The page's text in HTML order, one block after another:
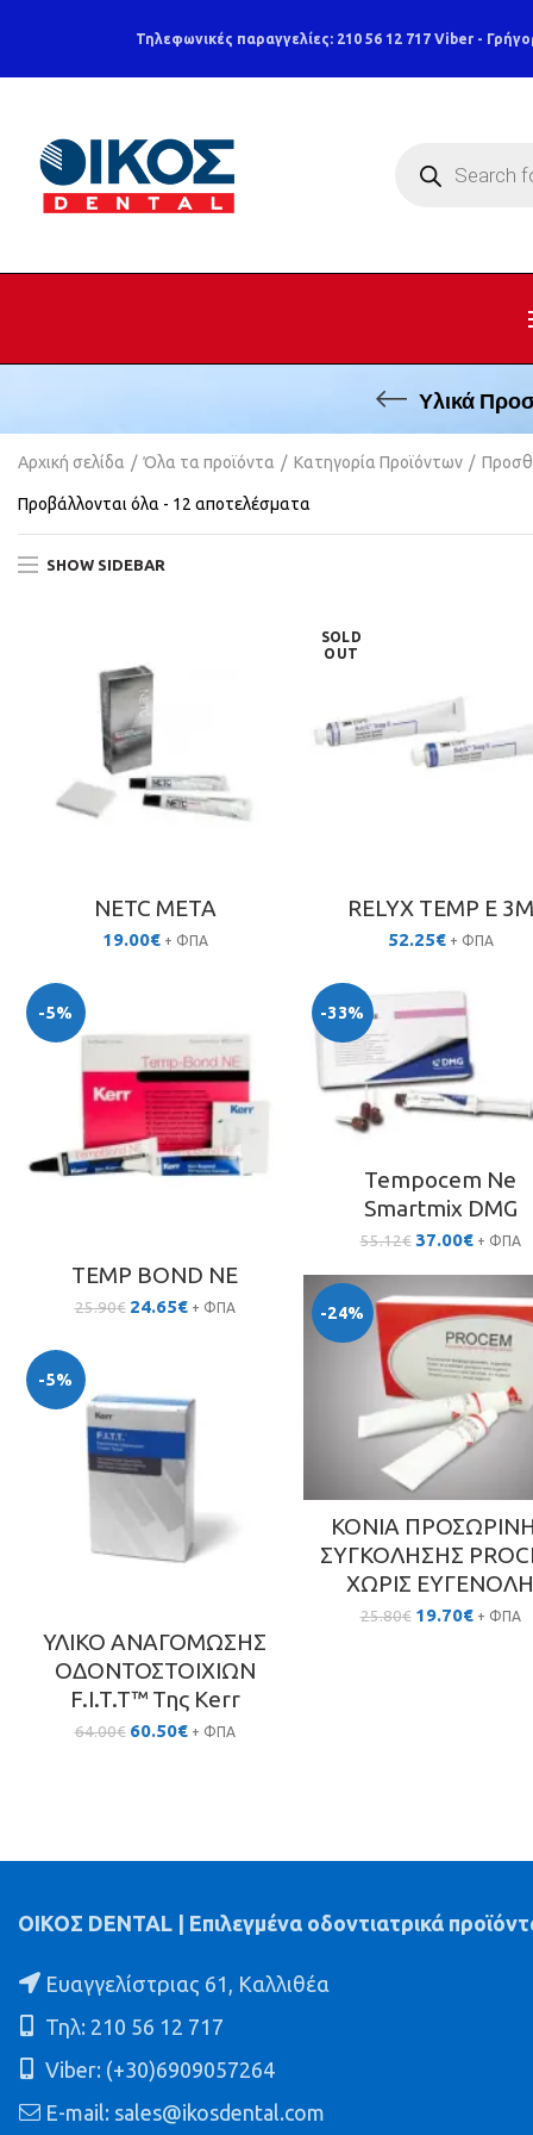
Τηλεφωνικές παραγγελίες: 210 56 12 717 Viber -
search
Υλικά
Αρχική σελίδα Όλα τα προϊόντα Κατηγορία Προϊόντων
Προβάλλονται όλα - 12 αποτελέσματα
SHOW SIDEBAR
NETC META
19.00€ + ΦΠΑ
SOLD
OUT
RELYX TEMP E 3M
52.25€ + ΦΠΑ
-5%
TEMP BOND NE
25.90€ Original
24.65€Η
24.65€.
+ ΦΠΑ
-33%
Tempocem Ne
Smartmix DMG
55.12€ Original
55.12€.
37.00€Η
είναι:
37.00€.
+ ΦΠΑ
-24%
ΚΟΝΙΑ
ΣΥΓΚΟΛΗΣΗΣ
ΧΩΡΙΣ ΕΥΓΕΝΟΛΗ
25.80€ Original
19.70€Η+ ΦΠΑ
-5%
ΥΛΙΚΟ ΑΝΑΓΟΜΩΣΗΣ
ΟΔΟΝΤΟΣΤΟΙΧΙΩΝ
F.I.T.T™ Της Kerr
64.00€ Original
60.50€Η+ ΦΠΑ
ΟΙΚΟΣ DENTAL | Επιλεγμένα οδοντιατρικά
Ευαγγελίστριας 61, Καλλιθέα
Τηλ: 210 56 12 717
Viber: (+30)6909057264
E-mail: sales@ikosdental.com